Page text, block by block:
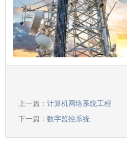
上一篇： 计算机网络系统工程
下一篇： 数字监控系统